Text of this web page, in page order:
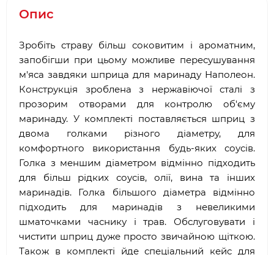
Опис
Зробіть страву більш соковитим і ароматним,
запобігши при цьому можливе пересушування
м'яса завдяки шприца для маринаду Наполеон.
Конструкція зроблена з нержавіючої сталі з
прозорим отворами для контролю об'єму
маринаду. У комплекті поставляється шприц з
двома голками різного діаметру, для
комфортного використання будь-яких соусів.
Голка з меншим діаметром відмінно підходить
для більш рідких соусів, олії, вина та інших
маринадів. Голка більшого діаметра відмінно
підходить для маринадів з невеликими
шматочками часнику і трав. Обслуговувати і
чистити шприц дуже просто звичайною щіткою.
Також в комплекті йде спеціальний кейс для